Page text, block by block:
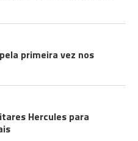
primeira vez nos
Hercules para